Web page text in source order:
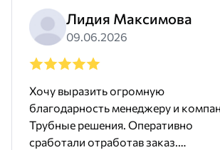
Лидия Максимова
09.06.2026
Хочу выразить огромную
благодарность менеджеру и
Трубные решения. Оперативно
сработали отработав заказ.